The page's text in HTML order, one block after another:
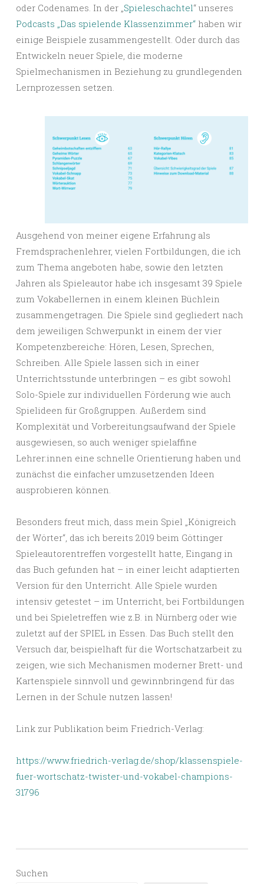
oder Codenames. In der „Spieleschachtel“ unseres
Podcasts „Das spielende Klassenzimmer“ haben wir
einige Beispiele zusammengestellt. Oder durch das
Entwickeln neuer Spiele, die moderne
Spielmechanismen in Beziehung zu grundlegenden
Lernprozessen setzen.
Ausgehend von meiner eigene Erfahrung als
Fremdsprachenlehrer, vielen Fortbildungen, die ich
zum Thema angeboten habe, sowie den letzten
Jahren als Spieleautor habe ich insgesamt 39 Spiele
zum Vokabellernen in einem kleinen Büchlein
zusammengetragen. Die Spiele sind gegliedert nach
dem jeweiligen Schwerpunkt in einem der vier
Kompetenzbereiche: Hören, Lesen, Sprechen,
Schreiben. Alle Spiele lassen sich in einer
Unterrichtsstunde unterbringen – es gibt sowohl
Solo-Spiele zur individuellen Förderung wie auch
Spielideen für Großgruppen. Außerdem sind
Komplexität und Vorbereitungsaufwand der Spiele
ausgewiesen, so auch weniger spielaffine
Lehrer:innen eine schnelle Orientierung haben und
zunächst die einfacher umzusetzenden Ideen
ausprobieren können.
Besonders freut mich, dass mein Spiel „Königreich
der Wörter“, das ich bereits 2019 beim Göttinger
Spieleautorentreffen vorgestellt hatte, Eingang in
das Buch gefunden hat – in einer leicht adaptierten
Version für den Unterricht. Alle Spiele wurden
intensiv getestet – im Unterricht, bei Fortbildungen
und bei Spieletreffen wie z.B. in Nürnberg oder wie
zuletzt auf der SPIEL in Essen. Das Buch stellt den
Versuch dar, beispielhaft für die Wortschatzarbeit zu
zeigen, wie sich Mechanismen moderner Brett- und
Kartenspiele sinnvoll und gewinnbringend für das
Lernen in der Schule nutzen lassen!
Link zur Publikation beim Friedrich-Verlag:
https://www.friedrich-verlag.de/shop/klassenspiele-
fuer-wortschatz-twister-und-vokabel-champions-
31796
Suchen